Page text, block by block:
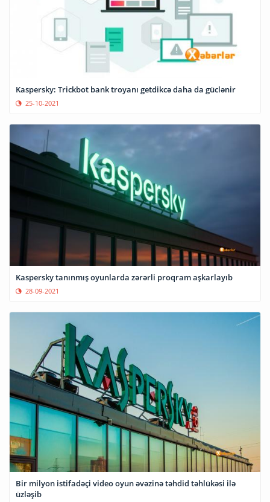
Kaspersky: Trickbot bank troyanı getdikcə daha da güclənir
25-10-2021
Kaspersky tanınmış oyunlarda zərərli proqram aşkarlayıb
28-09-2021
Bir milyon istifadəçi video oyun əvəzinə təhdid təhlükəsi ilə
üzləşib